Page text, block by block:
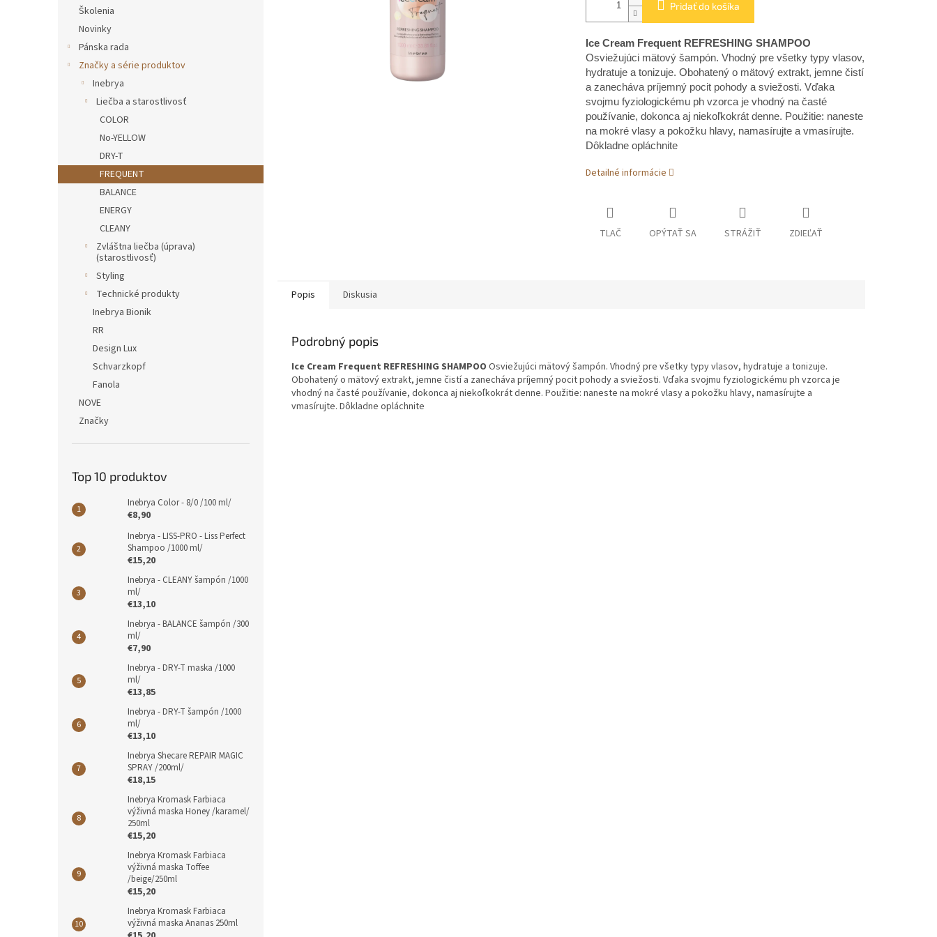
Školenia
Novinky
Pánska rada
Značky a série produktov
Inebrya
Liečba a starostlivosť
COLOR
No-YELLOW
DRY-T
FREQUENT
BALANCE
ENERGY
CLEANY
Zvláštna liečba (úprava)
(starostlivosť)
Styling
Technické produkty
Inebrya Bionik
RR
Design Lux
Schvarzkopf
Fanola
NOVE
Značky
Top 10 produktov
Inebrya Color - 8/0 /100 ml/
€8,90
Inebrya - LISS-PRO - Liss Perfect
Shampoo /1000 ml/
€15,20
Inebrya - CLEANY šampón /1000
ml/
€13,10
Inebrya - BALANCE šampón /300
ml/
€7,90
Inebrya - DRY-T maska /1000
ml/
€13,85
Inebrya - DRY-T šampón /1000
ml/
€13,10
Inebrya Shecare REPAIR MAGIC
SPRAY /200ml/
€18,15
Inebrya Kromask Farbiaca
výživná maska Honey /karamel/
250ml
€15,20
Inebrya Kromask Farbiaca
výživná maska Toffee
/beige/250ml
€15,20
Inebrya Kromask Farbiaca
výživná maska Ananas 250ml
Pridať do košíka
Ice Cream Frequent REFRESHING SHAMPOO
Osviežujúci mätový šampón. Vhodný pre všetky typy vlasov,
hydratuje a tonizuje. Obohatený o mätový extrakt, jemne čistí
a zanecháva príjemný pocit pohody a sviežosti. Vďaka
svojmu fyziologickému ph vzorca je vhodný na časté
používanie, dokonca aj niekoľkokrát denne. Použitie: naneste
na mokré vlasy a pokožku hlavy, namasírujte a vmasírujte.
Dôkladne opláchnite
Detailné informácie
TLAČ OPÝTAŤ SA STRÁŽIŤ ZDIEĽAŤ
Popis Diskusia
Podrobný popis
Ice Cream Frequent REFRESHING SHAMPOO Osviežujúci mätový šampón. Vhodný pre všetky typy vlasov, hydratuje a tonizuje.
Obohatený o mätový extrakt, jemne čistí a zanecháva príjemný pocit pohody a sviežosti. Vďaka svojmu fyziologickému ph vzorca je
vhodný na časté používanie, dokonca aj niekoľkokrát denne. Použitie: naneste na mokré vlasy a pokožku hlavy, namasírujte a
vmasírujte. Dôkladne opláchnite